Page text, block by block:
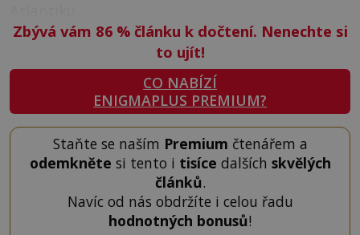
Zbývá vám 86 %článku k dočtení. Nenechte si
to ujít!
CO NABÍZÍ
ENIGMAPLUS PREMIUM?
Staňte se naším Premium čtenářem a
odemkněte si tento i tisíce dalších skvělých
článků.
Navíc od nás obdržíte i celou řadu
hodnotných bonusů!